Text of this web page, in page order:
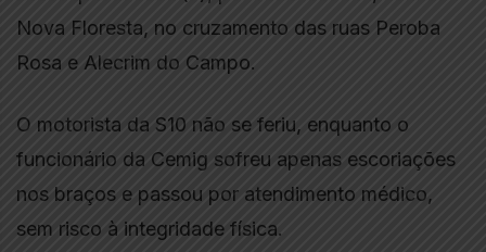
Nova Floresta, no cruzamento das ruas Peroba
Rosa e Alecrim do Campo.
O motorista da S10 não se feriu, enquanto o
funcionário da Cemig sofreu apenas escoriações
nos braços e passou por atendimento médico,
sem risco à integridade física.